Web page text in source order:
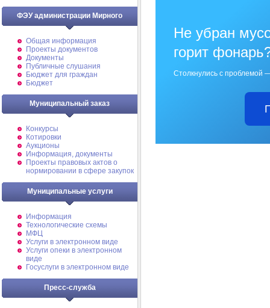
ФЭУ администрации Мирного
Общая информация
Проекты документов
Документы
Публичные слушания
Бюджет для граждан
Бюджет
Муниципальный заказ
Конкурсы
Котировки
Аукционы
Информация, документы
Проекты правовых актов о
нормировании в сфере закупок
Муниципальные услуги
Информация
Технологические схемы
МФЦ
Услуги в электронном виде
Услуги опеки в электронном
виде
Госуслуги в электронном виде
Пресс-служба
Не убран
горит
Столкнулись с проблемой